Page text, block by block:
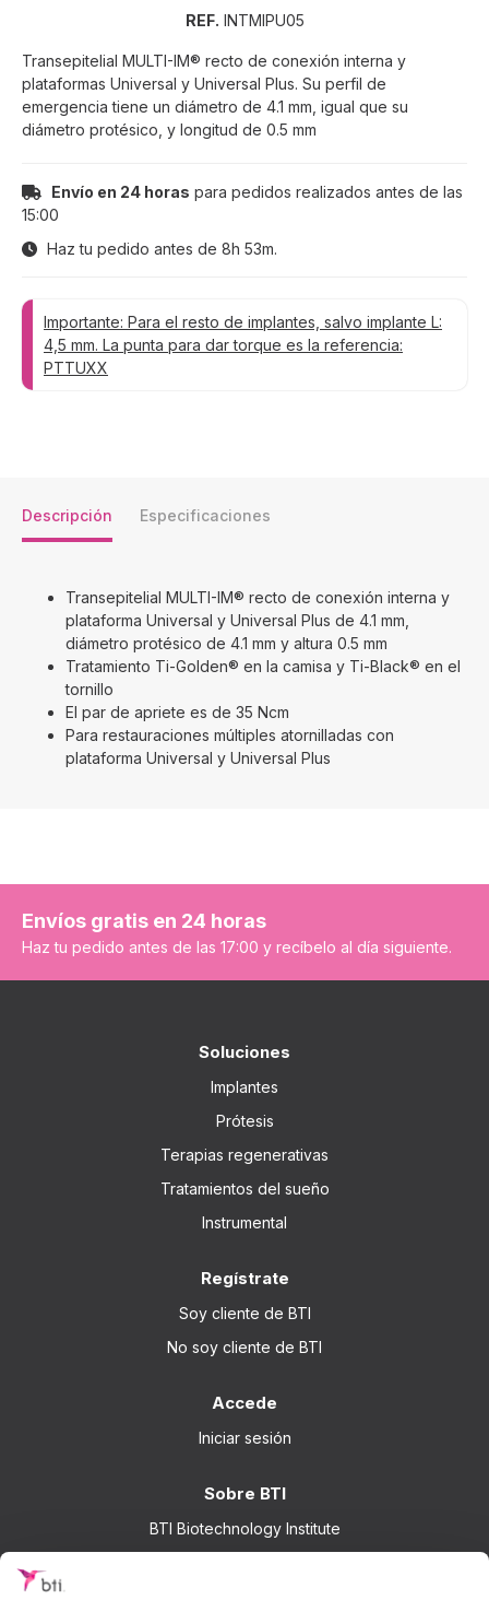
REF. INTMIPU05
Transepitelial MULTI-IM® recto de conexión interna y
plataformas Universal y Universal Plus. Su perfil de
emergencia tiene un diámetro de 4.1 mm, igual que su
diámetro protésico, y longitud de 0.5 mm
Envío en 24 horas para pedidos realizados antes de las
15:00
Haz tu pedido antes de 8h 53m.
Importante: Para el resto de implantes, salvo implante L:
4,5 mm. La punta para dar torque es la referencia:
PTTUXX
Descripción Especificaciones
Transepitelial MULTI-IM® recto de conexión interna y
plataforma Universal y Universal Plus de 4.1 mm,
diámetro protésico de 4.1 mm y altura 0.5 mm
Tratamiento Ti-Golden® en la camisa y Ti-Black® en el
tornillo
El par de apriete es de 35 Ncm
Para restauraciones múltiples atornilladas con
plataforma Universal y Universal Plus
Envíos gratis en 24 horas
Haz tu pedido antes de las 17:00 y recíbelo al día siguiente.
Soluciones
Implantes
Prótesis
Terapias regenerativas
Tratamientos del sueño
Instrumental
Regístrate
Soy cliente de BTI
No soy cliente de BTI
Accede
Iniciar sesión
Sobre BTI
BTI Biotechnology Institute